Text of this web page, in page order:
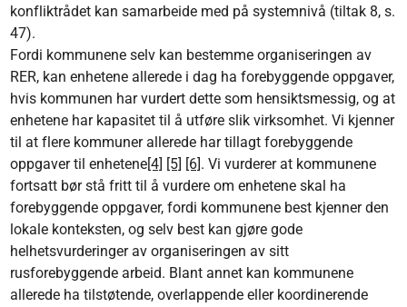
konfliktrådet kan samarbeide med på systemnivå (tiltak 8, s.
47).
Fordi kommunene selv kan bestemme organiseringen av
RER, kan enhetene allerede i dag ha forebyggende oppgaver,
hvis kommunen har vurdert dette som hensiktsmessig, og at
enhetene har kapasitet til å utføre slik virksomhet. Vi kjenner
til at flere kommuner allerede har tillagt forebyggende
oppgaver til enhetene[4] [5] [6]. Vi vurderer at kommunene
fortsatt bør stå fritt til å vurdere om enhetene skal ha
forebyggende oppgaver, fordi kommunene best kjenner den
lokale konteksten, og selv best kan gjøre gode
helhetsvurderinger av organiseringen av sitt
rusforebyggende arbeid. Blant annet kan kommunene
allerede ha tilstøtende, overlappende eller koordinerende